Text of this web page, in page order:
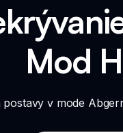
Mod
postavy v mode